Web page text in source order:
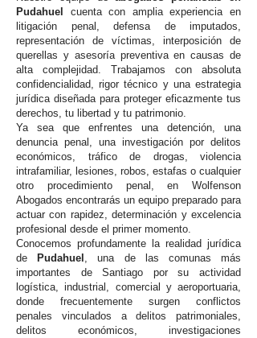
Pudahuel
cuenta con amplia experiencia en
litigación penal, defensa de imputados,
representación de víctimas, interposición de
querellas y asesoría preventiva en causas de
alta complejidad. Trabajamos con absoluta
confidencialidad, rigor técnico y una estrategia
jurídica diseñada para proteger eficazmente tus
derechos, tu libertad y tu patrimonio.
Ya sea que enfrentes una detención, una
denuncia penal, una investigación por delitos
económicos, tráfico de drogas, violencia
intrafamiliar, lesiones, robos, estafas o cualquier
otro procedimiento penal, en Wolfenson
Abogados encontrarás un equipo preparado para
actuar con rapidez, determinación y excelencia
profesional desde el primer momento.
Conocemos profundamente la realidad jurídica
de
Pudahuel , una de las comunas más
importantes de Santiago por su actividad
logística, industrial, comercial y aeroportuaria,
donde frecuentemente surgen conflictos
penales vinculados a delitos patrimoniales,
delitos económicos, investigaciones